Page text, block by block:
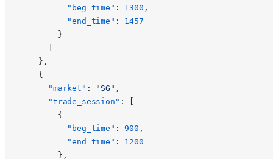
          "beg_time"
: 1300 ,
          "end_time"
: 1457
        }
    },
    {
      "market"
: "SG" ,
      "trade_session"
: [
        {
          "beg_time"
: 900 ,
          "end_time"
: 1200
        },